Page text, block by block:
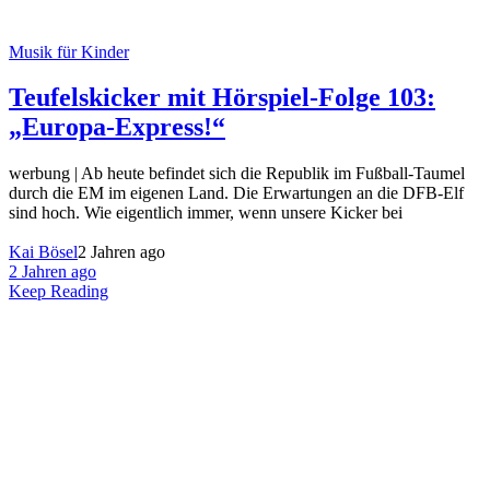
Musik für Kinder
Teufelskicker mit Hörspiel-Folge 103:
„Europa-Express!“
werbung | Ab heute befindet sich die Republik im Fußball-Taumel
durch die EM im eigenen Land. Die Erwartungen an die DFB-Elf
sind hoch. Wie eigentlich immer, wenn unsere Kicker bei
Kai Bösel2 Jahren ago
2 Jahren ago
Keep Reading